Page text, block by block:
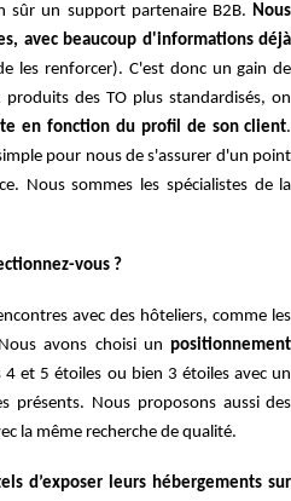
sûr un support partenaire B2B. Nous
avec beaucoup d'informations déjà
les renforcer). C'est donc un gain de
des TO plus standardisés, on
en fonction du profil de son client.
pour nous de s'assurer d'un point
Nous sommes les spécialistes de la
vous ?
avec des hôteliers, comme les
avons choisi unpositionnement
et 5 étoiles ou bien 3 étoiles avec un
présents. Nous proposons aussi des
la même recherche de qualité.
d’exposer leurs hébergements sur